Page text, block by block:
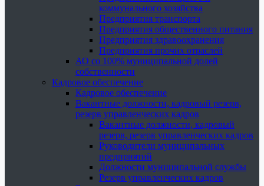
коммунального хозяйства
Предприятия транспорта
Предприятия общественного питания
Предприятия здравоохранения
Предприятия прочих отраслей
АО со 100% муниципальной долей
собственности
Кадровое обеспечение
Кадровое обеспечение
Вакантные должности, кадровый резерв,
резерв управленческих кадров
Вакантные должности, кадровый
резерв, резерв управленческих кадров
Руководители муниципальных
предприятий
Должности муниципальной службы
Резерв управленческих кадров